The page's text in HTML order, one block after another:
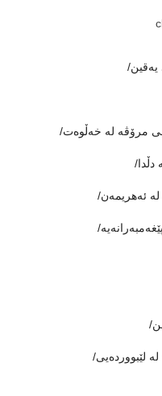
یەقین/
مرۆڤە لە خەڵوەت/
دڵدا/
لە ئەهریمەن/
لێبووردەیی/